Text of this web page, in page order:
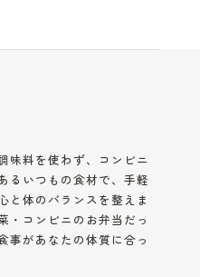
味料を使わず、コンビニ
るいつもの食材で、手軽
と体のバランスを整えま
・コンビニのお弁当だっ
事があなたの体質に合っ